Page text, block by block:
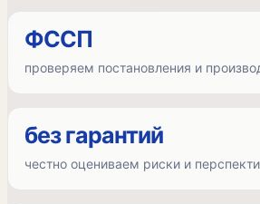
ФССП
проверяем постановления и
без гарантий
честно оцениваем риски и